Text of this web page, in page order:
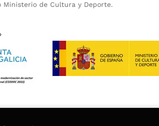
Ministerio de Cultura y Deporte.